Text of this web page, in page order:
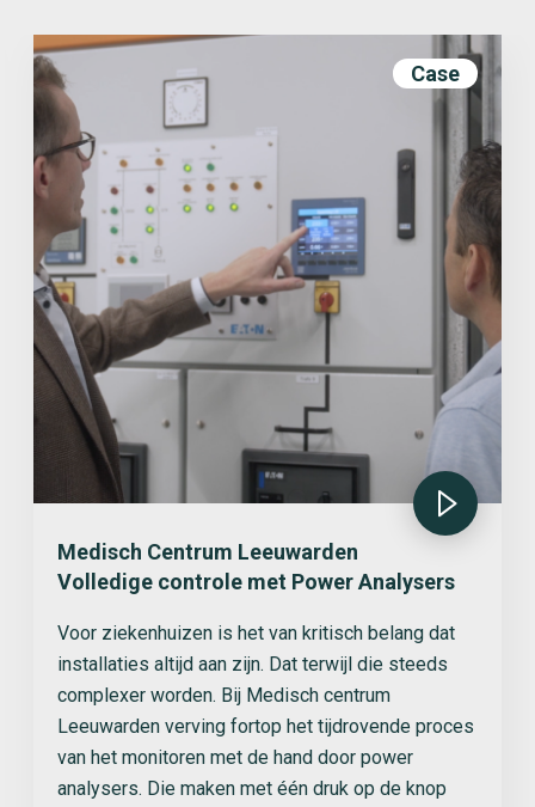
Case
Medisch Centrum Leeuwarden
Volledige controle met Power Analysers
Voor ziekenhuizen is het van kritisch belang dat
installaties altijd aan zijn. Dat terwijl die steeds
complexer worden. Bij Medisch centrum
Leeuwarden verving fortop het tijdrovende proces
van het monitoren met de hand door power
analysers. Die maken met één druk op de knop